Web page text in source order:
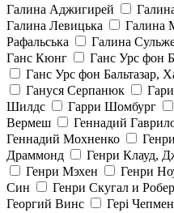
Галина Аджигирей
Галина Левицька
Галина
Рафальська
Галина
Ганс Кюнг
Ганс Урс фон
Ганс Урс фон
Гануся Серпанюк
Шилдс
Гарри Шомбург
Вермеш
Геннадий
Геннадий Мохненко
Драммонд
Генри Клауд,
Генри Мэхен
Генри
Син
Генри Скугал и
Георгий Винс
Гері Чепмен